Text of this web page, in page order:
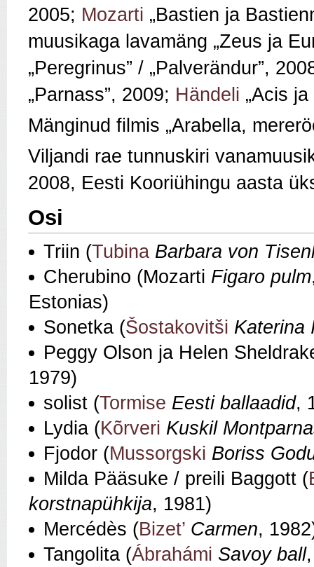
2005; Mozarti „Bastien ja
muusikaga lavamäng „Zeus ja
„Peregrinus” / „Palverändur”,
„Parnass”, 2009; Händeli „Acis
Mänginud filmis „Arabella,
Viljandi rae tunnuskiri
2008, Eesti Kooriühingu aasta
Osi
Triin (Tubina Barbara von
Cherubino (Mozarti Figaro pulm
Estonias)
Sonetka (Šostakovitši Katerina
Peggy Olson ja Helen
1979)
solist (Tormise Eesti ballaadid,
Lydia (Kõrveri Kuskil
Fjodor (Mussorgski Boriss
Milda Pääsuke / preili Baggott (
korstnapühkija, 1981)
Mercédès (Bizet’ Carmen,
Tangolita (Ábrahámi Savoy ball